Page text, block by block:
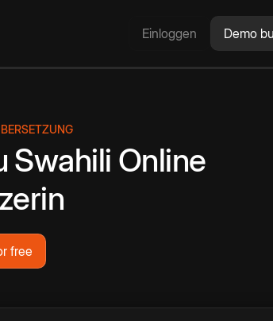
Einloggen Demo
Swahili Online
free